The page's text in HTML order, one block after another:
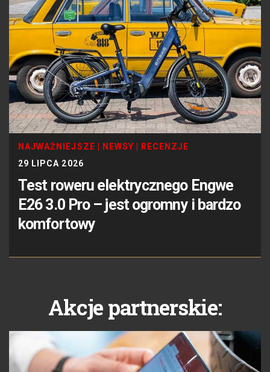
NAJWAŻNIEJSZE NEWSY
RECENZJE
29 LIPCA 2026
Test roweru elektrycznego Engwe
E26 3.0 Pro – jest ogromny i bardzo
komfortowy
Akcje partnerskie: